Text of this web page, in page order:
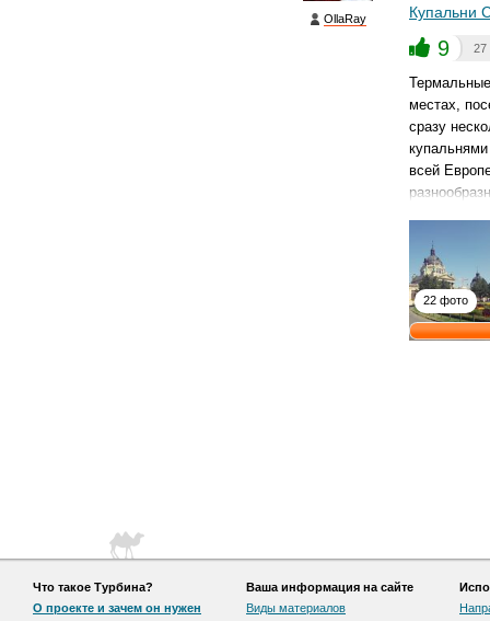
OllaRay Купальни
9 27
местах,
сразу
всей
22 фото
Что такое Турбина?
О проекте и зачем он нужен
Ваша информация на сайте
Виды материалов